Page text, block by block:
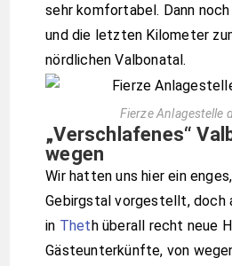
sehr komfortabel. Dann
und die letzten Kilometer
nördlichen Valbonatal.
Fierze Anlagestelle
„Verschlafenes“
wegen
Wir hatten uns hier ein
Gebirgstal vorgestellt, doch
in Thet h überall recht neue
Gästeunterkünfte, von